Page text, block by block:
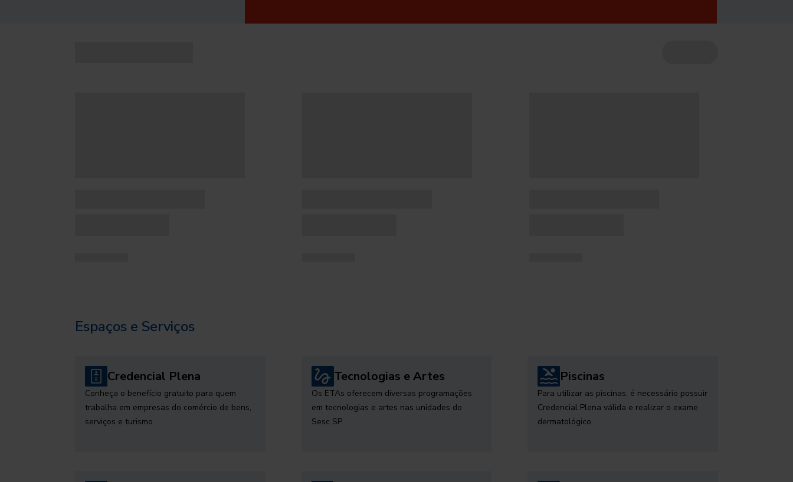
Espaços e Serviços
Credencial Plena
Conheça o benefício gratuito para quem
trabalha em empresas do comércio de bens,
serviços e turismo
Tecnologias e Artes
Os ETAs oferecem diversas programações
em tecnologias e artes nas unidades do
Sesc SP
Piscinas
Para utilizar as piscinas, é necessário possuir
Credencial Plena válida e realizar o exame
dermatológico